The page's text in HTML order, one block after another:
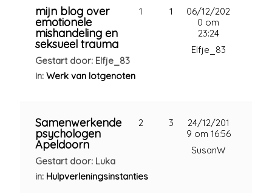
mijn blog over
emotionele
mishandeling en
seksueel trauma
Gestart door: Elfje_83
in:Werk van lotgenoten
1 1
06/12/202
0 om
23:24
Elfje_83
Samenwerkende
psychologen
Apeldoorn
Gestart door: Luka
in: Hulpverleningsinstanties
2 3
24/12/201
9 om 16:56
SusanW